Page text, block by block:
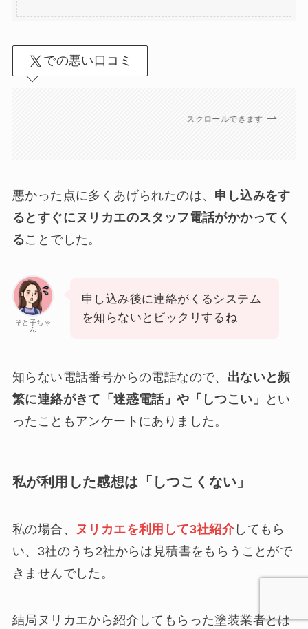
での悪い口コミ
スクロールできます
悪かった点に多くあげられたのは、 申し込みをす
るとすぐにヌリカエのスタッフ電話がかかってく
ることでした。
そと子ちゃ
ん
申し込み後に連絡がくるシステム
を知らないとビックリするね
知らない電話番号からの電話なので、 出ないと頻
繁に連絡がきて「迷惑電話」や「しつこい」
とい
ったこともアンケートにありました。
私が利用した感想は「しつこくない」
私の場合、 ヌリカエを利用して3社紹介してもら
い、3社のうち2社からは見積書をもらうことがで
きませんでした。
結局ヌリカエから紹介してもらった塗装業者とは